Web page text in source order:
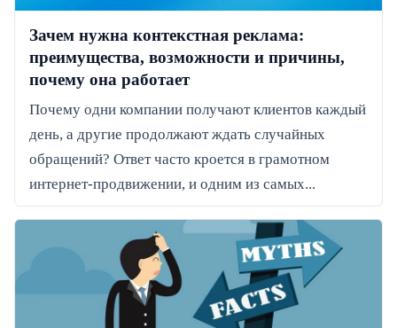
Зачем нужна контекстная реклама:
преимущества, возможности и причины,
почему она работает
Почему одни компании получают клиентов каждый
день, а другие продолжают ждать случайных
обращений? Ответ часто кроется в грамотном
интернет-продвижении, и одним из самых...